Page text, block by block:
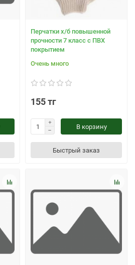
Перчатки х/б повышенной
прочности 7 класс с ПВХ
покрытием
Очень много
155 тг
В корзину
Быстрый заказ